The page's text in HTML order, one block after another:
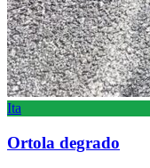
Ita
Ortola degrado